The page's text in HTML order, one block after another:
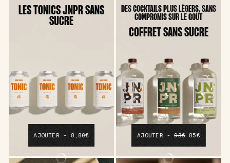
LES TONICS JNPR SANS
SUCRE
AJOUTER - 8,80€
DES COCKTAILS PLUS LÉGERS, SANS
COMPROMIS SUR LE GOÛT
COFFRET SANS SUCRE
AJOUTER -93€85€